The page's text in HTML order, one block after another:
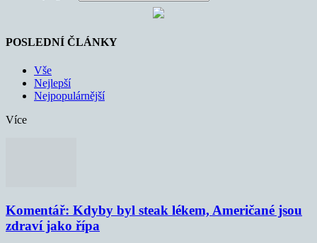
POSLEDNÍ ČLÁNKY
Vše
Nejlepší
Nejpopulárnější
Více
Komentář: Kdyby byl steak lékem, Američané jsou
zdraví jako řípa